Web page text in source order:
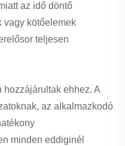
az idő döntő
vagy kötőelemek
teljesen
hozzájárultak ehhez. A
az alkalmazkodó
minden eddiginél